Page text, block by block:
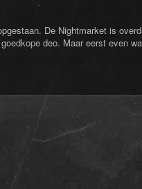
De Nightmarket is
deo. Maar eerst even